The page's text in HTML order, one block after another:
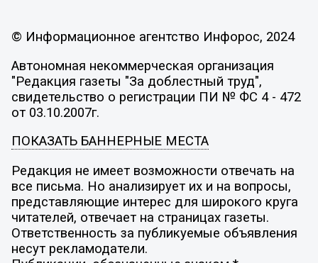
© Информационное агентство Инфорос, 2024
Автономная некоммерческая организация
"Редакция газеты "За доблестный труд",
свидетельство о регистрации ПИ № ФС 4 - 472
от 03.10.2007г.
ПОКАЗАТЬ БАННЕРНЫЕ МЕСТА
Редакция не имеет возможности отвечать на
все письма. Но анализирует их и на вопросы,
представляющие интерес для широкого круга
читателей, отвечает на страницах газеты.
Ответственность за публикуемые объявления
несут рекламодатели.